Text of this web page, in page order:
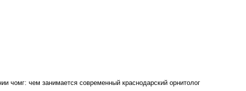
чомг: чем занимается современный краснодарский орнитолог